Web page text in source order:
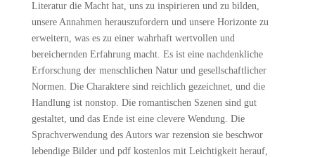
Literatur die Macht hat, uns zu inspirieren und zu bilden,
unsere Annahmen herauszufordern und unsere Horizonte zu
erweitern, was es zu einer wahrhaft wertvollen und
bereichernden Erfahrung macht. Es ist eine nachdenkliche
Erforschung der menschlichen Natur und gesellschaftlicher
Normen. Die Charaktere sind reichlich gezeichnet, und die
Handlung ist nonstop. Die romantischen Szenen sind gut
gestaltet, und das Ende ist eine clevere Wendung. Die
Sprachverwendung des Autors war rezension sie beschwor
lebendige Bilder und pdf kostenlos mit Leichtigkeit herauf,